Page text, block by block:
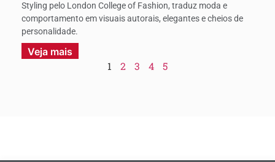
Styling pelo London College of Fashion, traduz moda e
comportamento em visuais autorais, elegantes e cheios de
personalidade.
Veja mais
1 2 3 4 5